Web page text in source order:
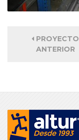
PROYECTO
ANTERIOR